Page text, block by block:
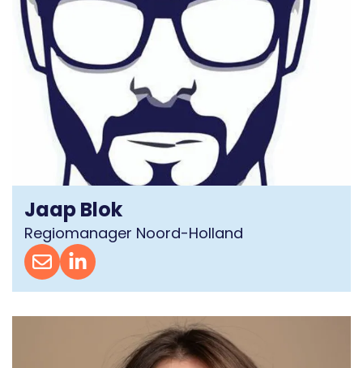
Jaap Blok
Regiomanager Noord-Holland